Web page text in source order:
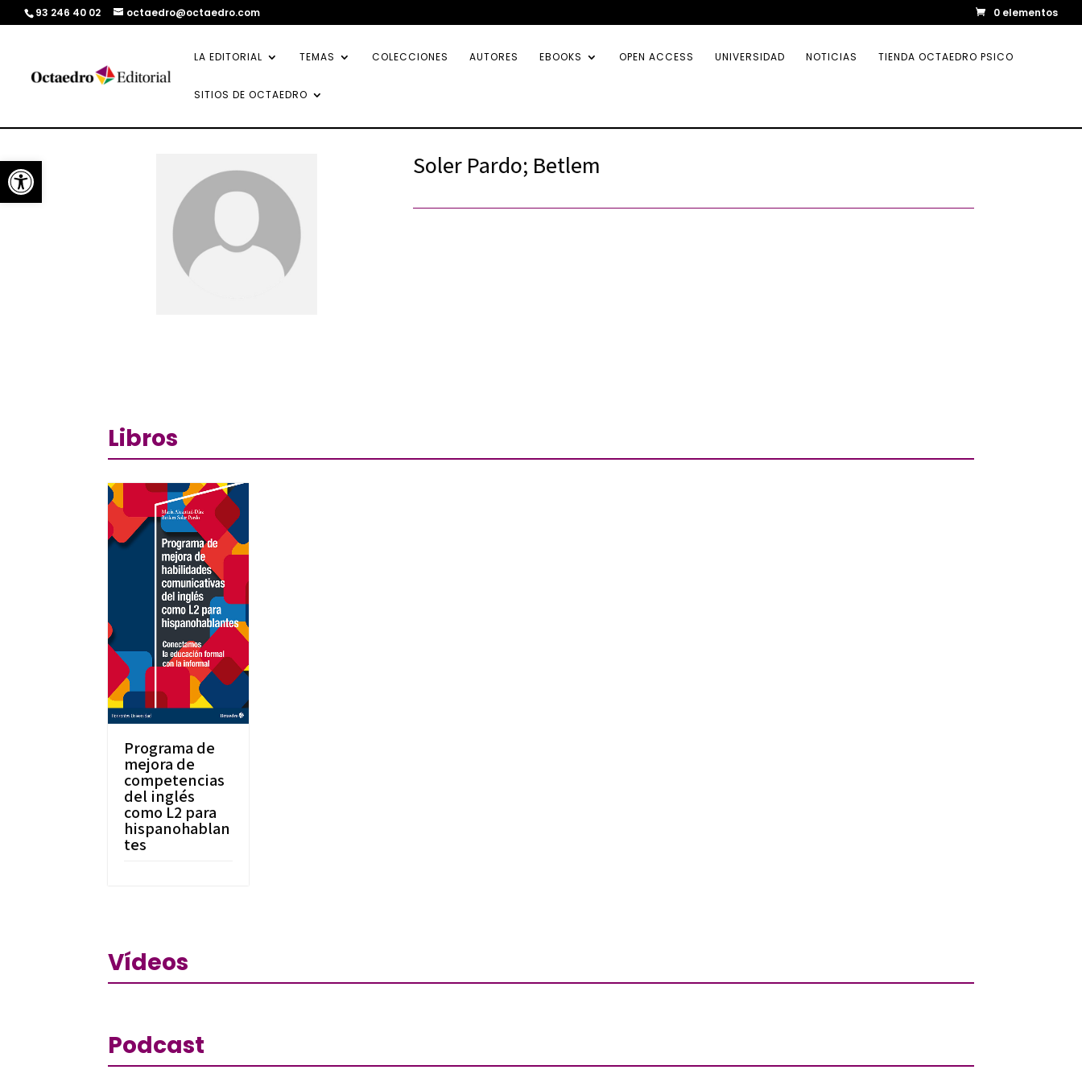
Abrir barra de herramientas
93 246 40 02 octaedro@octaedro.com 0 elementos
LA EDITORIAL TEMAS COLECCIONES AUTORES EBOOKS OPEN ACCESS UNIVERSIDAD NOTICIAS TIENDA OCTAEDRO PSICO
SITIOS DE OCTAEDRO
Soler Pardo; Betlem
Libros
Programa de
mejora de
competencias
del inglés
como L2 para
hispanohablan
tes
Vídeos
Podcast